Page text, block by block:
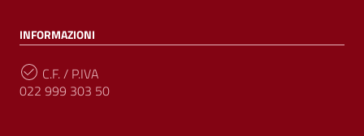
INFORMAZIONI
C.F. / P.IVA
022 999 303 50